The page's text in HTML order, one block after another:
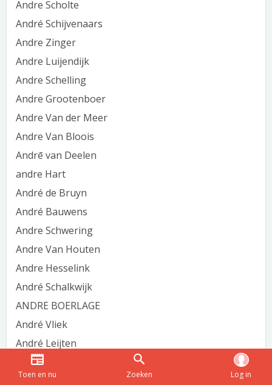
Andre Scholte
André Schijvenaars
Andre Zinger
Andre Luijendijk
Andre Schelling
Andre Grootenboer
Andre Van der Meer
Andre Van Bloois
Andrē van Deelen
andre Hart
André de Bruyn
André Bauwens
Andre Schwering
Andre Van Houten
Andre Hesselink
André Schalkwijk
ANDRE BOERLAGE
André Vliek
André Leijten
André Beijer
andre van Loon
Toen en nu Zoeken Log in